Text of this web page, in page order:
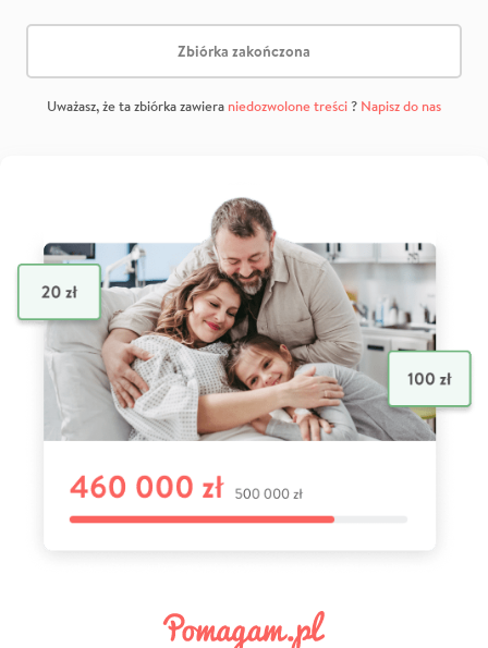
Zbiórka zakończona
Uważasz, że ta zbiórka zawiera niedozwolone treści? Napisz do nas